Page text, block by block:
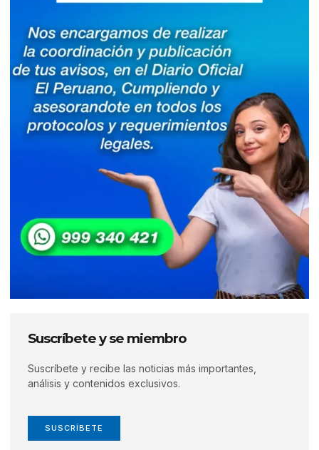
Suscríbete y se miembro
Suscríbete y recibe las noticias más importantes,
análisis y contenidos exclusivos.
SUSCRÍBETE